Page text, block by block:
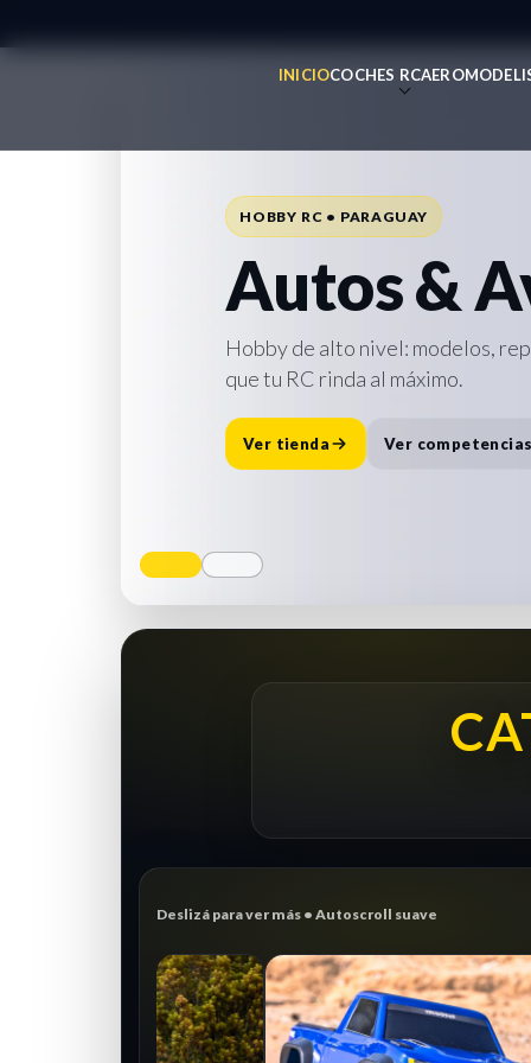
INICIOCOCHES RC
HOBBY RC • PARAGUAY
Autos &
Hobby de alto nivel: modelos,
que tu RC rinda al máximo.
Ver tienda Ver competencias
REPUESTOS • ACCESORIOS •
Todo para
Destacado:Cargador Traxxas
rápida y lista para la pista.
Deslizá para ver más • Autoscroll suave
CRAWLER